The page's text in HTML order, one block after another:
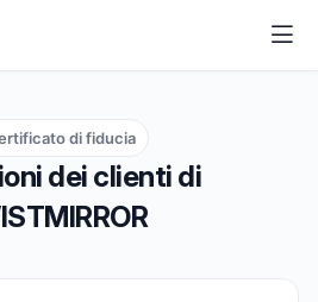
10
dei clienti di
di fiducia